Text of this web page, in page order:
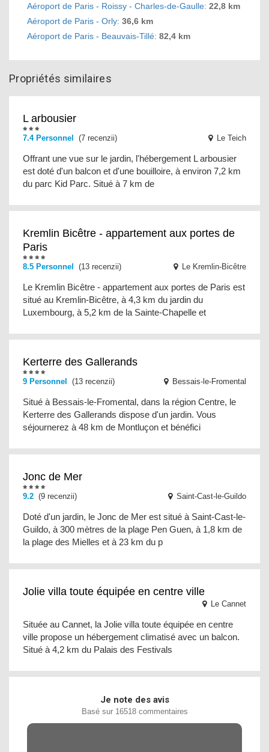
Aéroport de Paris - Roissy - Charles-de-Gaulle: 22,8 km
Aéroport de Paris - Orly: 36,6 km
Aéroport de Paris - Beauvais-Tillé: 82,4 km
Propriétés similaires
L arbousier
7.4 Personnel (7 recenzii) Le Teich
Offrant une vue sur le jardin, l'hébergement L arbousier
est doté d'un balcon et d'une bouilloire, à environ 7,2 km
du parc Kid Parc. Situé à 7 km de
Kremlin Bicêtre - appartement aux portes de
Paris
8.5 Personnel (13 recenzii) Le Kremlin-Bicêtre
Le Kremlin Bicêtre - appartement aux portes de Paris est
situé au Kremlin-Bicêtre, à 4,3 km du jardin du
Luxembourg, à 5,2 km de la Sainte-Chapelle et
Kerterre des Gallerands
9 Personnel (13 recenzii) Bessais-le-Fromental
Situé à Bessais-le-Fromental, dans la région Centre, le
Kerterre des Gallerands dispose d'un jardin. Vous
séjournerez à 48 km de Montluçon et bénéfici
Jonc de Mer
9.2 (9 recenzii) Saint-Cast-le-Guildo
Doté d'un jardin, le Jonc de Mer est situé à Saint-Cast-le-
Guildo, à 300 mètres de la plage Pen Guen, à 1,8 km de
la plage des Mielles et à 23 km du p
Jolie villa toute équipée en centre ville
Le Cannet
Située au Cannet, la Jolie villa toute équipée en centre
ville propose un hébergement climatisé avec un balcon.
Situé à 4,2 km du Palais des Festivals
Je note des avis
Basé sur 16518 commentaires